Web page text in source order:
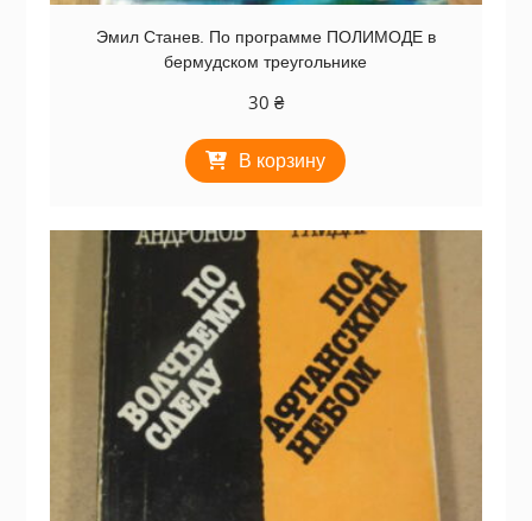
Эмил Станев. По программе ПОЛИМОДЕ в
бермудском треугольнике
30 ₴
В корзину